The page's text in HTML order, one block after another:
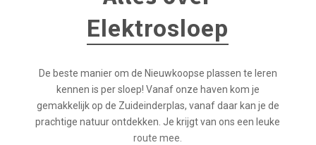
Elektrosloep
De beste manier om de Nieuwkoopse plassen te leren
kennen is per sloep! Vanaf onze haven kom je
gemakkelijk op de Zuideinderplas, vanaf daar kan je de
prachtige natuur ontdekken. Je krijgt van ons een leuke
route mee.